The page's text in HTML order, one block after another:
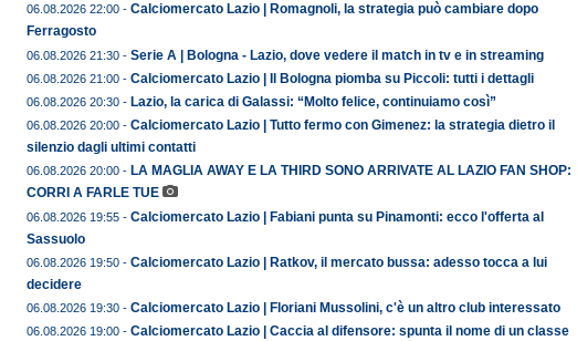
06.08.2026 22:00 - Calciomercato Lazio | Romagnoli, la strategia può cambiare dopo
Ferragosto
06.08.2026 21:30 - Serie A | Bologna - Lazio, dove vedere il match in tv e in streaming
06.08.2026 21:00 - Calciomercato Lazio | Il Bologna piomba su Piccoli: tutti i dettagli
06.08.2026 20:30 - Lazio, la carica di Galassi: “Molto felice, continuiamo così”
06.08.2026 20:00 - Calciomercato Lazio | Tutto fermo con Gimenez: la strategia dietro il
silenzio dagli ultimi contatti
06.08.2026 20:00 - LA MAGLIA AWAY E LA THIRD SONO ARRIVATE AL LAZIO FAN SHOP:
CORRI A FARLE TUE
06.08.2026 19:55 - Calciomercato Lazio | Fabiani punta su Pinamonti: ecco l'offerta al
Sassuolo
06.08.2026 19:50 - Calciomercato Lazio | Ratkov, il mercato bussa: adesso tocca a lui
decidere
06.08.2026 19:30 - Calciomercato Lazio | Floriani Mussolini, c'è un altro club interessato
06.08.2026 19:00 - Calciomercato Lazio | Caccia al difensore: spunta il nome di un classe